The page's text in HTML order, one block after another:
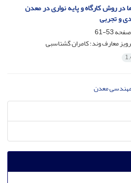
روش کارگاه و پایه نواری در معدن
53-61
معارف وند؛ کامران گشتاسبی